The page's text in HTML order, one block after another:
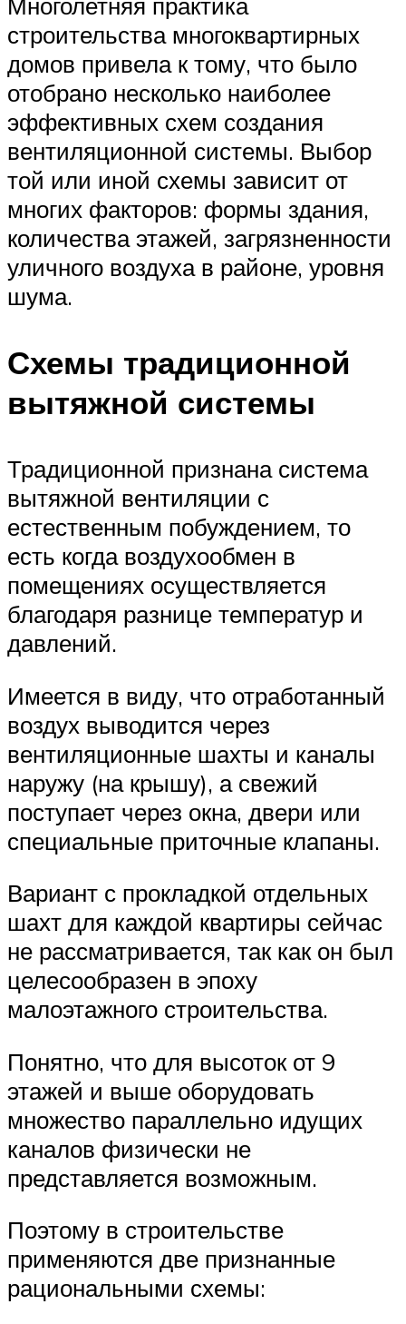
строительства многоквартирных
домов привела к тому, что было
отобрано несколько наиболее
эффективных схем создания
вентиляционной системы. Выбор
той или иной схемы зависит от
многих факторов: формы здания,
количества этажей, загрязненности
уличного воздуха в районе, уровня
шума.
Схемы традиционной
вытяжной системы
Традиционной признана система
вытяжной вентиляции с
естественным побуждением, то
есть когда воздухообмен в
помещениях осуществляется
благодаря разнице температур и
давлений.
Имеется в виду, что отработанный
воздух выводится через
вентиляционные шахты и каналы
наружу (на крышу), а свежий
поступает через окна, двери или
специальные приточные клапаны.
Вариант с прокладкой отдельных
шахт для каждой квартиры сейчас
не рассматривается, так как он был
целесообразен в эпоху
малоэтажного строительства.
Понятно, что для высоток от 9
этажей и выше оборудовать
множество параллельно идущих
каналов физически не
представляется возможным.
Поэтому в строительстве
применяются две признанные
рациональными схемы: